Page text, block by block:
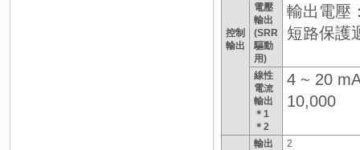
控制
輸出
電壓
輸出
(SRR
驅動
用)
輸出電壓
短路保護
線性
電流
輸出
＊1
＊2
4 ~ 20
10,000
輸出
2